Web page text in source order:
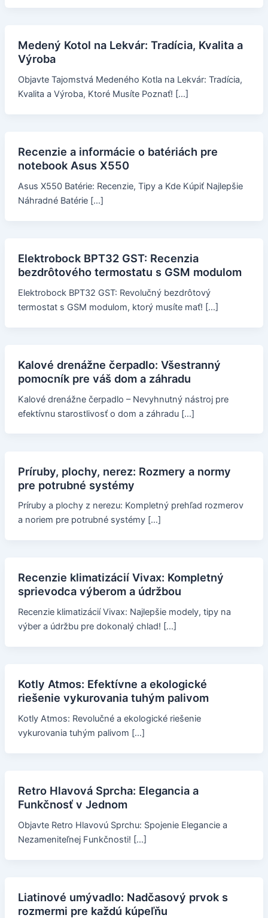
Medený Kotol na Lekvár: Tradícia, Kvalita a
Výroba
Objavte Tajomstvá Medeného Kotla na Lekvár: Tradícia,
Kvalita a Výroba, Ktoré Musíte Poznať! […]
Recenzie a informácie o batériách pre
notebook Asus X550
Asus X550 Batérie: Recenzie, Tipy a Kde Kúpiť Najlepšie
Náhradné Batérie […]
Elektrobock BPT32 GST: Recenzia
bezdrôtového termostatu s GSM modulom
Elektrobock BPT32 GST: Revolučný bezdrôtový
termostat s GSM modulom, ktorý musíte mať! […]
Kalové drenážne čerpadlo: Všestranný
pomocník pre váš dom a záhradu
Kalové drenážne čerpadlo – Nevyhnutný nástroj pre
efektívnu starostlivosť o dom a záhradu […]
Príruby, plochy, nerez: Rozmery a normy
pre potrubné systémy
Príruby a plochy z nerezu: Kompletný prehľad rozmerov
a noriem pre potrubné systémy […]
Recenzie klimatizácií Vivax: Kompletný
sprievodca výberom a údržbou
Recenzie klimatizácií Vivax: Najlepšie modely, tipy na
výber a údržbu pre dokonalý chlad! […]
Kotly Atmos: Efektívne a ekologické
riešenie vykurovania tuhým palivom
Kotly Atmos: Revolučné a ekologické riešenie
vykurovania tuhým palivom […]
Retro Hlavová Sprcha: Elegancia a
Funkčnosť v Jednom
Objavte Retro Hlavovú Sprchu: Spojenie Elegancie a
Nezameniteľnej Funkčnosti! […]
Liatinové umývadlo: Nadčasový prvok s
rozmermi pre každú kúpeľňu